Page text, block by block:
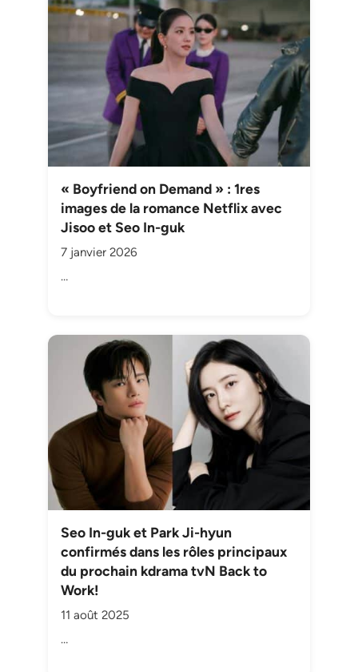
« Boyfriend on Demand » : 1res
images de la romance Netflix avec
Jisoo et Seo In-guk
7 janvier 2026
…
Seo In-guk et Park Ji-hyun
confirmés dans les rôles principaux
du prochain kdrama tvN Back to
Work!
11 août 2025
…